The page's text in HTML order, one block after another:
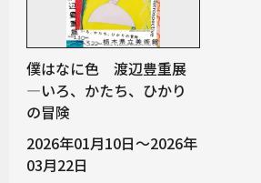
僕はなに色 渡辺豊重展
―いろ、かたち、ひかり
の冒険
2026年01月10日～2026年
03月22日